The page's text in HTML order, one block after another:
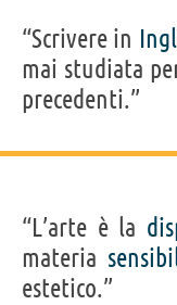
“Scrivere in
mai studiata
precedenti.”
“L’arte è la
materia
estetico.”